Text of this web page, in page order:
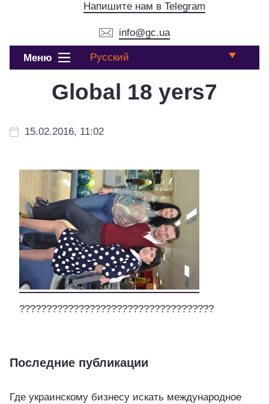
Напишите нам в Telegram
info@gc.ua
Меню Русский
Global 18 yers7
15.02.2016, 11:02
????????????????????????????????????
Последние публикации
Где украинскому бизнесу искать международное